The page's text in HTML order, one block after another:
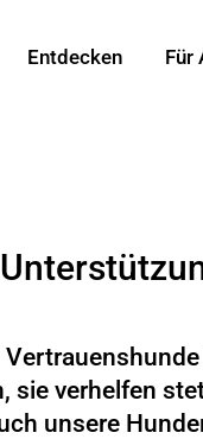
Entdecken Für
sie verhelfen
unsere